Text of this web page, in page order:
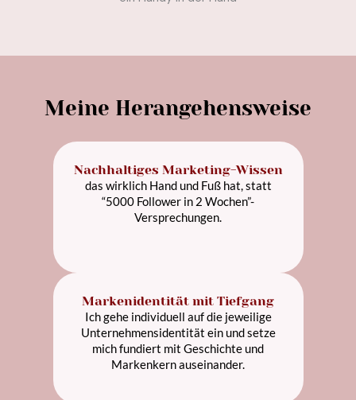
Meine Herangehensweise
Nachhaltiges Marketing-Wissen
das wirklich Hand und Fuß hat, statt
“5000 Follower in 2 Wochen”-
Versprechungen.
Markenidentität mit Tiefgang
Ich gehe individuell auf die jeweilige
Unternehmensidentität ein und setze
mich fundiert mit Geschichte und
Markenkern auseinander.